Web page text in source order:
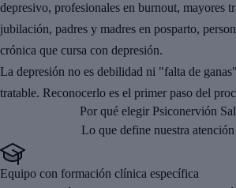
depresivo, profesionales en burnout, mayores
jubilación, padres y madres en posparto,
crónica que cursa con depresión.
La depresión no es debilidad ni "falta de
tratable. Reconocerlo es el primer paso del
Por qué elegir Psiconervión
Lo que define nuestra
Equipo con formación clínica específica